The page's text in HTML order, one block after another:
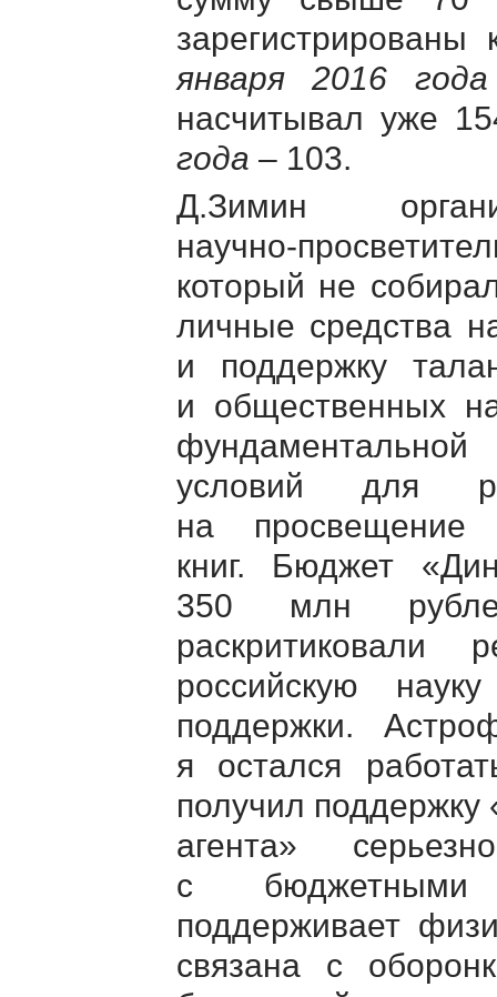
января 2016 года
насчитывал уже
года – 103.
Д.Зимин
научно-
который не
личные средства
и поддержку
и общественных
условий для
на
книг. Бюджет
350 млн
раскритиковали
российскую
поддержки.
я остался
получил поддержку
агента»
с бюджетными
поддерживает
связана с